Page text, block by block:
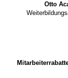
Otto